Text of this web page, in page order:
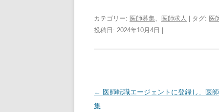
カテゴリー: 医師募集、 医師求人 | タグ: 医
投稿日: 2024年10月4日
投
稿
← 医師転職エージェントに登録し、医
集